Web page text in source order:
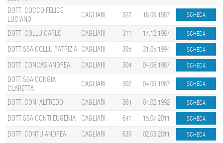
DOTT. COCCO FELICE
LUCIANO
CAGLIARI 327 16.06.1987
DOTT. COLLU CARLO CAGLIARI 311
17.12.1987
DOTT.SSA COLLU PATRIZIA CAGLIARI 395
31.05.1994
DOTT. CONCAS ANDREA
CAGLIARI 304
04.06.1987
DOTT.SSA CONGIA
CLARETTA
CAGLIARI 302 04.06.1987
DOTT. CONI ALFREDO CAGLIARI 364
04.02.1992
DOTT.SSA CONTI EUGENIA
CAGLIARI 641
15.07.2011
DOTT. CONTU ANDREA
CAGLIARI 639
02.03.2011